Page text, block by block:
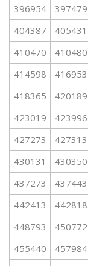
396954
397479
404387
405431
410470
410480
414598
416953
418365
420189
423019
423996
427273
427313
430131
430350
437273
437443
442413
442818
448793
450772
455440
457984